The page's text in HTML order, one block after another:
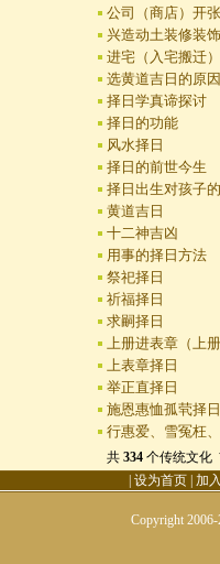
公司（商店）开
兴造动土装修装
进宅（入宅搬迁
选黄道吉日的原因
择日学真谛探讨
择日的功能
风水择日
择日的前世今生
择日出生对孩子
黄道吉日
十二神吉凶
用事的择日方法
祭祀择日
祈福择日
求嗣择日
上册进表章（上
上表章择日
举正直择日
施恩惠恤孤茕择日
行惠爱、雪冤枉
共 334 个传统文化
设为首页| 加
Copyright